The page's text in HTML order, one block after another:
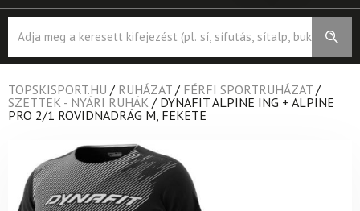
search
TOPSKISPORT.HU / RUHÁZAT / FÉRFI SPORTRUHÁZAT /
SZETTEK - NYÁRI RUHÁK / DYNAFIT ALPINE ING + ALPINE
PRO 2/1 RÖVIDNADRÁG M, FEKETE